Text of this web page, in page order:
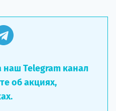
Telegram канал
об акциях,